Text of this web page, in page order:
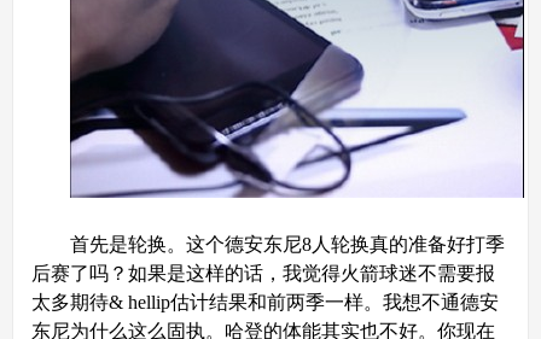
首先是轮换。这个德安东尼8人轮换真的准备好打季
后赛了吗？如果是这样的话，我觉得火箭球迷不需要报
太多期待& hellip估计结果和前两季一样。我想不通德安
东尼为什么这么固执。哈登的体能其实也不好。你现在